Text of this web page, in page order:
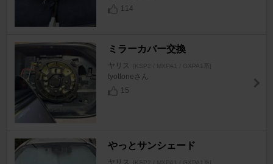
114
ミラーカバー交換
ヤリス [KSP2 / MXPA1 / GXPA1系]
tyottoneさん
15
やっとサンシェード
[KSP2 / MXPA1 / GXPA1系]